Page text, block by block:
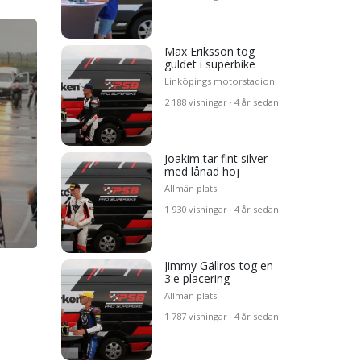
Max Eriksson tog
guldet i superbike
Linköpings motorstadion
2 188 visningar · 4 år sedan
Joakim tar fint silver
med lånad hoj
Allmän plats
1 930 visningar · 4 år sedan
Jimmy Gällros tog en
3:e placering
Allmän plats
1 787 visningar · 4 år sedan
i